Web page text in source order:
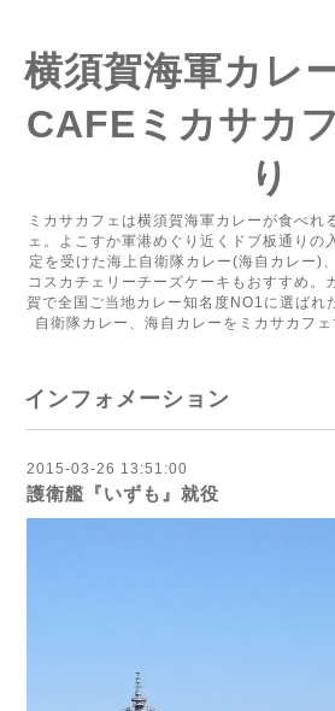
横須賀海軍カレ
CAFEミカサカ
り
ミカサカフェは横須賀海軍カレーが食べれ
ェ。よこすか軍港めぐり近くドブ板通りの
定を受けた海上自衛隊カレー(海自カレー)
コスカチェリーチーズケーキもおすすめ。
賀で全国ご当地カレー知名度NO1に選ばれ
自衛隊カレー、海自カレーをミカサカフェ
インフォメーション
2015-03-26 13:51:00
護衛艦『いずも』就役